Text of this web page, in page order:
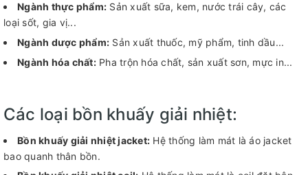
Ngành thực phẩm: Sản xuất sữa, kem, nước trái cây, các
loại sốt, gia vị...
Ngành dược phẩm: Sản xuất thuốc, mỹ phẩm, tinh dầu...
Ngành hóa chất:Pha trộn hóa chất, sản xuất sơn, mực in...
Các loại bồn khuấy giải nhiệt:
Bồn khuấy giải nhiệt jacket: Hệ thống làm mát là áo jacket
bao quanh thân bồn.